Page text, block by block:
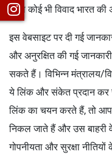
वाला कोई भी विवाद भारत
इस वेबसाइट पर दी गई
और अनुरक्षित की गई
सकते हैं। विभिन्न मंत्रालय/
ये लिंक और संकेत प्रदान कर
लिंक का चयन करते हैं, तो आप
निकल जाते हैं और उस बाहरी
गोपनीयता और सुरक्षा